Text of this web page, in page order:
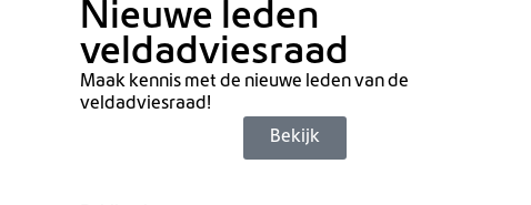
Nieuwe leden
veldadviesraad
Maak kennis met de nieuwe leden van de
veldadviesraad!
Bekijk